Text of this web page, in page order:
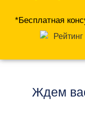
*Бесплатная
Ждем